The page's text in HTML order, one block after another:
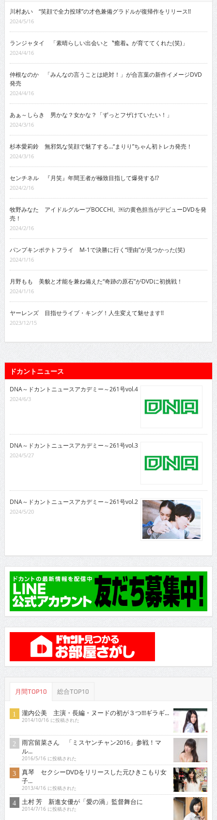
川村あい “笑顔で全力投球”の才色兼備グラドルが復帰作をリリース!!
2024/5/16
ランジャタイ 「素晴らしい出会いと〝癒着〟が育ててくれた(笑)」
2024/4/16
仲根なのか 「みんなの言うことは絶対！」が合言葉の新作イメージDVD
発売
2024/4/16
あぁ～しらき 男かな？女かな？「ずっとフザけていたい！」
2024/3/16
杉本愛莉鈴 無邪気な笑顔で魅了する…“まりり”ちゃん初トレカ発売！
2024/3/16
センチネル 『月笑』年間王者が極致目指して爆発する!?
2024/2/16
牧野みなた アイドルグループBOCCHI。￼の黄色担当がデビューDVDを発
売！
2024/2/16
パンプキンポテトフライ M-1で決勝に行く“理由”が見つかった(笑)
2024/1/16
月野もも 美貌と才能を兼ね備えた“奇跡の原石”がDVDに初挑戦！
2024/1/16
ヤーレンズ 目指せライブ・キング！人生変えて魅せます!!
2023/12/15
ドカントニュース
DNA～ドカントニュースアカデミー～261号vol.4
2024/6/3
DNA～ドカントニュースアカデミー～261号vol.3
2024/5/27
DNA～ドカントニュースアカデミー～261号vol.2
2024/5/20
月間TOP10 総合TOP10
瀧内公美 主演・長編・ヌードの初が３つ!!!ギラギ...
2014/10/16 に投稿された
雨宮留菜さん 「ミスヤンチャン2016」参戦！マ
ル...
2016/5/16 に投稿された
真琴 セクシーDVDをリリースした元ひきこもり女
子...
2013/4/16 に投稿された
土村 芳 新進女優が「愛の渦」監督舞台に
2014/7/16 に投稿された